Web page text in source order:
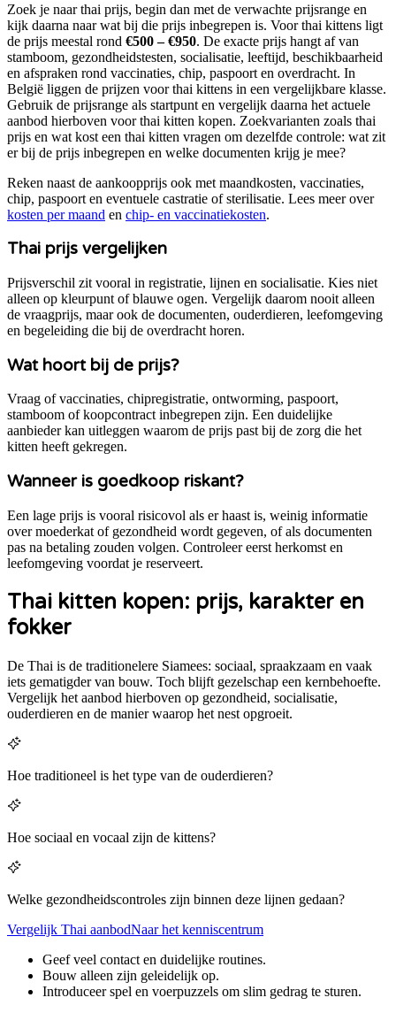
Zoek je naarthai prijs, begin dan met de verwachte prijsrange en
kijk daarna naar wat bij die prijs inbegrepen is. Voorthai kittens ligt
de prijs meestal rond €500 – €950. De exacte prijs hangt af van
stamboom, gezondheidstesten, socialisatie, leeftijd, beschikbaarheid
en afspraken rond vaccinaties, chip, paspoort en overdracht. In
België liggen de prijzen voor thai kittens in een vergelijkbare klasse.
Gebruik de prijsrange als startpunt en vergelijk daarna het actuele
aanbod hierboven voor thai kitten kopen. Zoekvarianten zoals thai
prijs en wat kost een thai kitten vragen om dezelfde controle: wat zit
er bij de prijs inbegrepen en welke documenten krijg je mee?
Reken naast de aankoopprijs ook met maandkosten, vaccinaties,
chip, paspoort en eventuele castratie of sterilisatie. Lees meer over
kosten per maand en chip- en vaccinatiekosten.
Thai prijs vergelijken
Prijsverschil zit vooral in registratie, lijnen en socialisatie. Kies niet
alleen op kleurpunt of blauwe ogen. Vergelijk daarom nooit alleen
de vraagprijs, maar ook de documenten, ouderdieren, leefomgeving
en begeleiding die bij de overdracht horen.
Wat hoort bij de prijs?
Vraag of vaccinaties, chipregistratie, ontworming, paspoort,
stamboom of koopcontract inbegrepen zijn. Een duidelijke
aanbieder kan uitleggen waarom de prijs past bij de zorg die het
kitten heeft gekregen.
Wanneer is goedkoop riskant?
Een lage prijs is vooral risicovol als er haast is, weinig informatie
over moederkat of gezondheid wordt gegeven, of als documenten
pas na betaling zouden volgen. Controleer eerst herkomst en
leefomgeving voordat je reserveert.
Thai kitten kopen: prijs, karakter en
fokker
De Thai is de traditionelere Siamees: sociaal, spraakzaam en vaak
iets gematigder van bouw. Toch blijft gezelschap een kernbehoefte.
Vergelijk het aanbod hierboven op gezondheid, socialisatie,
ouderdieren en de manier waarop het nest opgroeit.
Hoe traditioneel is het type van de ouderdieren?
Hoe sociaal en vocaal zijn de kittens?
Welke gezondheidscontroles zijn binnen deze lijnen gedaan?
Vergelijk Thai aanbodNaar het kenniscentrum
Geef veel contact en duidelijke routines.
Bouw alleen zijn geleidelijk op.
Introduceer spel en voerpuzzels om slim gedrag te sturen.